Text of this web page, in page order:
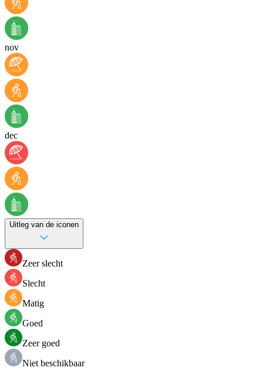
nov
dec
Uitleg van de iconen
Zeer slecht
Slecht
Matig
Goed
Zeer goed
Niet beschikbaar